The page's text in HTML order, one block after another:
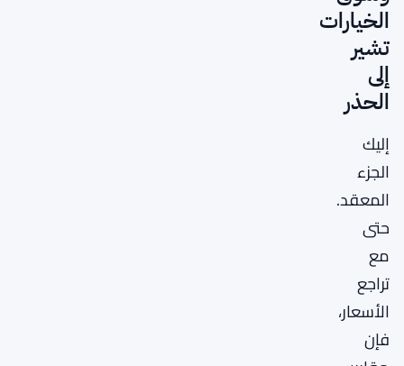
الخيارات
تشير
إلى
الحذر
إليك
الجزء
المعقد.
حتى
مع
تراجع
الأسعار،
فإن